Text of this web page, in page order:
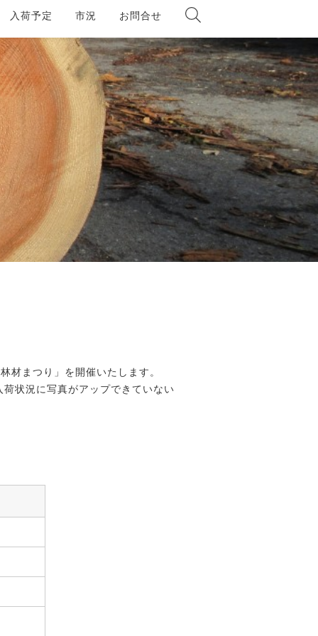
入荷予定 市況 お問合せ
まつり」を開催いたします。
状況に写真がアップできていない